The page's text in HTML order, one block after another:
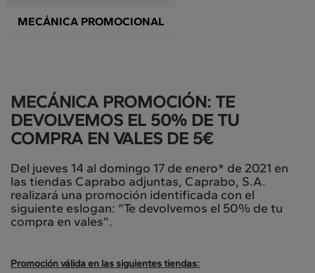
MECÁNICA PROMOCIONAL
MECÁNICA PROMOCIÓN: TE
DEVOLVEMOS EL 50% DE TU
COMPRA EN VALES DE 5€
Del jueves 14 al domingo 17 de enero* de 2021 en
las tiendas Caprabo adjuntas, Caprabo, S.A.
realizará una promoción identificada con el
siguiente eslogan: “Te devolvemos el 50% de tu
compra en vales”.
Promoción válida en las siguientes tiendas: